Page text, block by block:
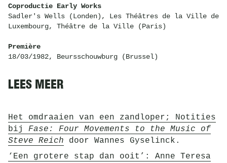
Coproductie Early Works
Sadler's Wells (Londen), Les Théâtres de la Ville de
Luxembourg, Théâtre de la Ville (Paris)
Première
18/03/1982, Beursschouwburg (Brussel)
LEES MEER
Het omdraaien van een zandloper; Notities
bij Fase: Four Movements to the Music of
Steve Reich door Wannes Gyselinck.
‘Een grotere stap dan ooit’: Anne Teresa